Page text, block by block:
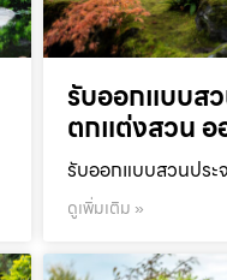
รับออกแบบส
ตกแต่งสวน
รับออกแบบสวนปร
ดูเพิ่มเติม »